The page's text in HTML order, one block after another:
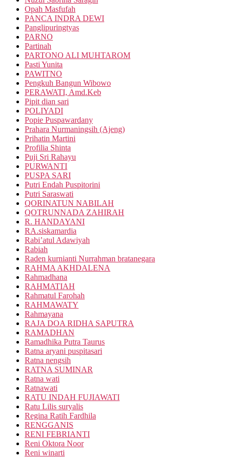
Opah Masfufah
PANCA INDRA DEWI
Panglipuringtyas
PARNO
Partinah
PARTONO ALI MUHTAROM
Pasti Yunita
PAWITNO
Pengkuh Bangun Wibowo
PERAWATI, Amd.Keb
Pipit dian sari
POLIYADI
Popie Puspawardany
Prahara Nurmaningsih (Ajeng)
Prihatin Martini
Profilia Shinta
Puji Sri Rahayu
PURWANTI
PUSPA SARI
Putri Endah Puspitorini
Putri Saraswati
QORINATUN NABILAH
QOTRUNNADA ZAHIRAH
R. HANDAYANI
RA.siskamardia
Rabi’atul Adawiyah
Rabiah
Raden kurnianti Nurrahman bratanegara
RAHMA AKHDALENA
Rahmadhana
RAHMATIAH
Rahmatul Farohah
RAHMAWATY
Rahmayana
RAJA DOA RIDHA SAPUTRA
RAMADHAN
Ramadhika Putra Taurus
Ratna aryani puspitasari
Ratna nengsih
RATNA SUMINAR
Ratna wati
Ratnawati
RATU INDAH FUJIAWATI
Ratu Lilis suryalis
Regina Ratih Fardhila
RENGGANIS
RENI FEBRIANTI
Reni Oktora Noor
Reni winarti